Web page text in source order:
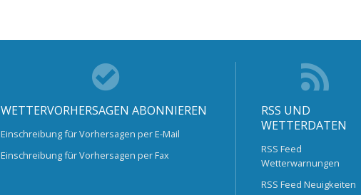
WETTERVORHERSAGEN ABONNIEREN
Einschreibung für Vorhersagen per E-Mail
Einschreibung für Vorhersagen per Fax
RSS UND
WETTERDATEN
RSS Feed
Wetterwarnungen
RSS Feed Neuigkeiten